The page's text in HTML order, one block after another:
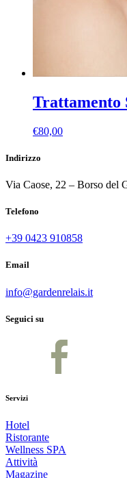
Trattamento
€80,00
Indirizzo
Via Caose, 22 – Borso del
Telefono
+39 0423 910858
Email
info@gardenrelais.it
Seguici su
Servizi
Hotel
Ristorante
Wellness SPA
Attività
Magazine